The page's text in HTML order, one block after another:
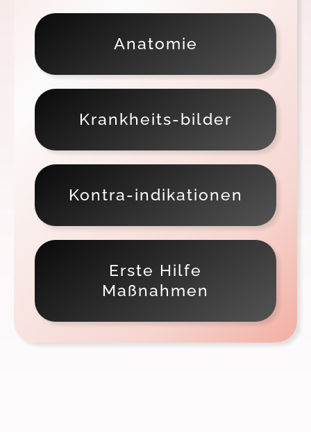
Anatomie
Krankheits-bilder
Kontra-indikationen
Erste Hilfe
Maßnahmen